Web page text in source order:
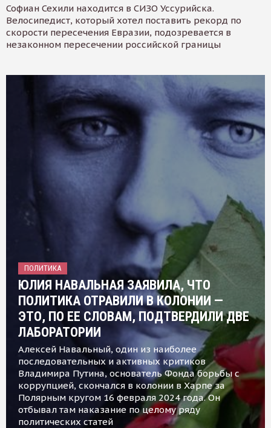
Софиан Сехили находится в СИЗО Уссурийска.
Велосипедист, который хотел поставить рекорд по
скорости пересечения Евразии, подозревается в
незаконном пересечении российской границы
ПОЛИТИКА
ЮЛИЯ НАВАЛЬНАЯ ЗАЯВИЛА, ЧТО
ПОЛИТИКА ОТРАВИЛИ В КОЛОНИИ —
ЭТО, ПО ЕЕ СЛОВАМ, ПОДТВЕРДИЛИ ДВЕ
ЛАБОРАТОРИИ
Алексей Навальный, один из наиболее
последовательных и активных критиков
Владимира Путина, основатель Фонда борьбы с
коррупцией, скончался в колонии в Харпе за
Полярным кругом 16 февраля 2024 года. Он
отбывал там наказание по целому ряду
политических статей